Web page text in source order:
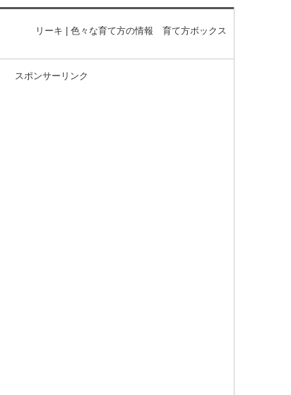
リーキ | 色々な育て方の情報 育て方ボックス
スポンサーリンク